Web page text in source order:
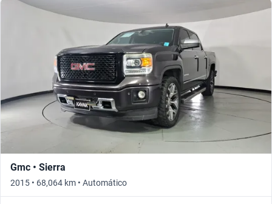
Gmc • Sierra
2015 • 68,064 km • Automático